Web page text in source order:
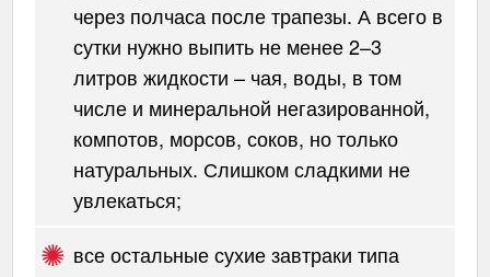
через полчаса после трапезы. А всего в
сутки нужно выпить не менее 2–3
литров жидкости – чая, воды, в том
числе и минеральной негазированной,
компотов, морсов, соков, но только
натуральных. Слишком сладкими не
увлекаться;
все остальные сухие завтраки типа